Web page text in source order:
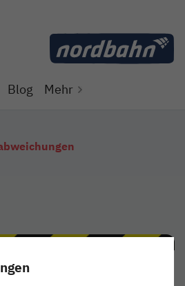
Blog Mehr